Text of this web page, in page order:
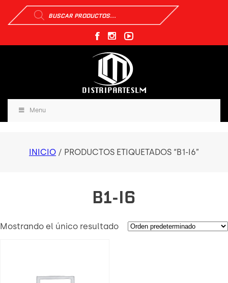
Búsqueda
de
productos
Menu
INICIO / PRODUCTOS ETIQUETADOS “B1-I6”
B1-I6
Mostrando el único resultado